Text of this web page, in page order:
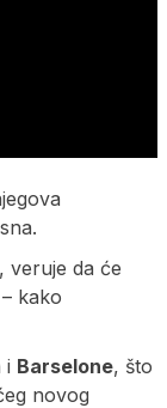
, veruje da će
kako
i Barselone, što
novog